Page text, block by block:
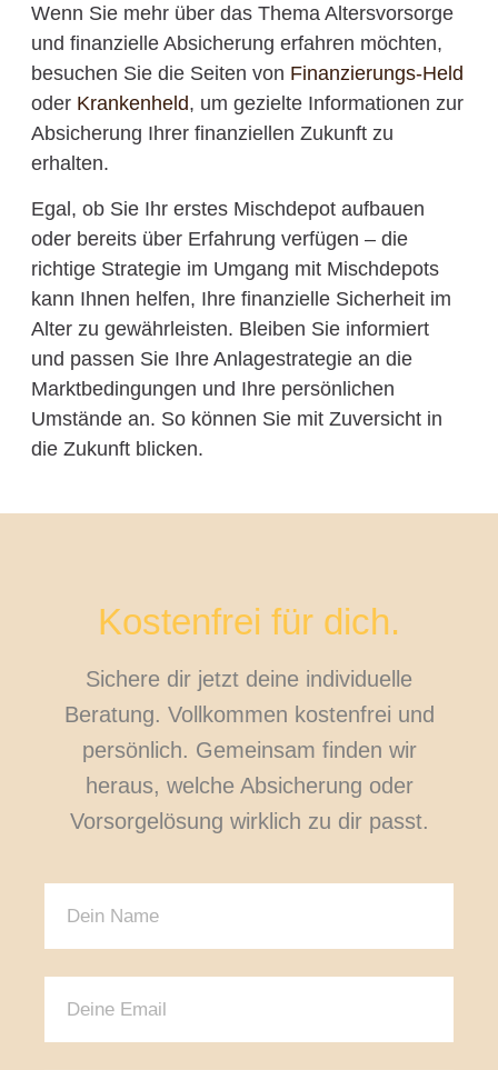
Wenn Sie mehr über das Thema Altersvorsorge
und finanzielle Absicherung erfahren möchten,
besuchen Sie die Seiten von Finanzierungs-Held
oder Krankenheld, um gezielte Informationen zur
Absicherung Ihrer finanziellen Zukunft zu
erhalten.
Egal, ob Sie Ihr erstes Mischdepot aufbauen
oder bereits über Erfahrung verfügen – die
richtige Strategie im Umgang mit Mischdepots
kann Ihnen helfen, Ihre finanzielle Sicherheit im
Alter zu gewährleisten. Bleiben Sie informiert
und passen Sie Ihre Anlagestrategie an die
Marktbedingungen und Ihre persönlichen
Umstände an. So können Sie mit Zuversicht in
die Zukunft blicken.
Kostenfrei für dich.
Sichere dir jetzt deine individuelle
Beratung. Vollkommen kostenfrei und
persönlich. Gemeinsam finden wir
heraus, welche Absicherung oder
Vorsorgelösung wirklich zu dir passt.